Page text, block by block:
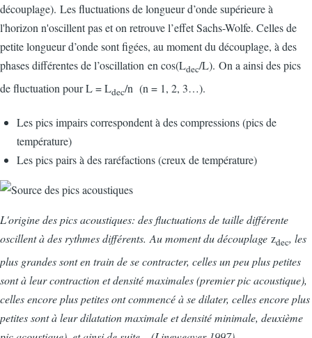
découplage). Les fluctuations de longueur d’onde supérieure à
l'horizon n'oscillent pas et on retrouve l’effet Sachs-Wolfe. Celles de
petite longueur d’onde sont figées, au moment du découplage, à des
phases différentes de l’oscillation en cos(Ldec/L). On a ainsi des pics
de fluctuation pour L = Ldec/n (n = 1, 2, 3…).
Les pics impairs correspondent à des compressions (pics de
température)
Les pics pairs à des raréfactions (creux de température)
L'origine des pics acoustiques: des fluctuations de taille différente
oscillent à des rythmes différents. Au moment du découplage zdec, les
plus grandes sont en train de se contracter, celles un peu plus petites
sont à leur contraction et densité maximales (premier pic acoustique),
celles encore plus petites ont commencé à se dilater, celles encore plus
petites sont à leur dilatation maximale et densité minimale, deuxième